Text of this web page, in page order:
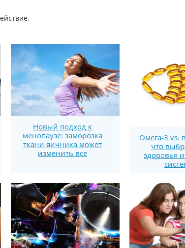
Новый подход к
менопаузе: заморозка
ткани яичника может
изменить все
Омега-3 vs.
что
здоровья